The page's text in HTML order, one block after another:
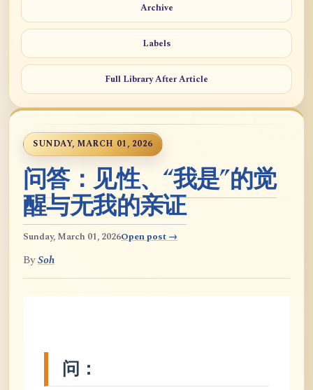
Archive
Labels
Full Library After Article
SUNDAY, MARCH 01, 2026
问答：见性、“我是”的觉
醒与无我的亲证
Sunday, March 01, 2026Open post →
BySoh
问：